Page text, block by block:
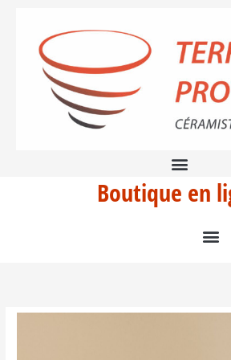
contenu
Boutique en
confiture